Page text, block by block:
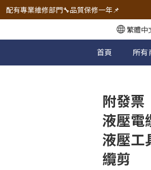
🔧電動工具&五金唯一首選 宇慶五金網拍🔧
配有專業維修部門🔧品質保修一年📌
🔧電動工具&五金唯一首選 宇慶五金網拍🔧繁體中
首頁 所有
附發票
液壓電
液壓工
纜剪